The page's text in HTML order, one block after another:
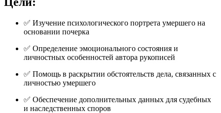
✅ Изучение психологического портрета умершего на
основании почерка
✅ Определение эмоционального состояния и
личностных особенностей автора рукописей
✅ Помощь в раскрытии обстоятельств дела, связанных с
личностью умершего
✅ Обеспечение дополнительных данных для судебных
и наследственных споров